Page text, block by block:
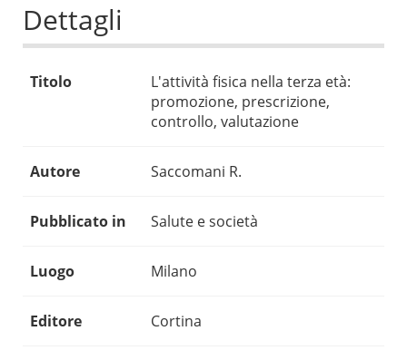
Dettagli
Titolo
L'attività fisica nella terza età:
promozione, prescrizione,
controllo, valutazione
Autore Saccomani R.
Pubblicato in Salute e società
Luogo Milano
Editore Cortina